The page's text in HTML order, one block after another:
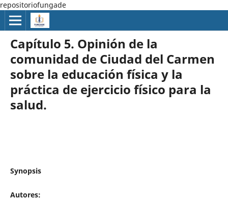
repositoriofungade
Capítulo 5. Opinión de la
comunidad de Ciudad del Carmen
sobre la educación física y la
práctica de ejercicio físico para la
salud.
Synopsis
Autores: